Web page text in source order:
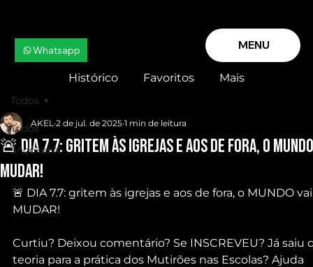
MENU
Whatsapp
Histórico Favoritos Mais
Todos
Snooker X
Todos
🚨 DIA 7.7: gritem às igrejas e aos de fora, o
MUDAR!
AKEL 2 de jul. de 2025 1 min de leitura
🚨 DIA 7.7: gritem às igrejas e aos de fora, o MUNDO
MUDAR!
Curtiu? Deixou comentário? Se INSCREVEU? Já saiu
teoria para a prática dos Mutirões nas Escolas? Ajuda